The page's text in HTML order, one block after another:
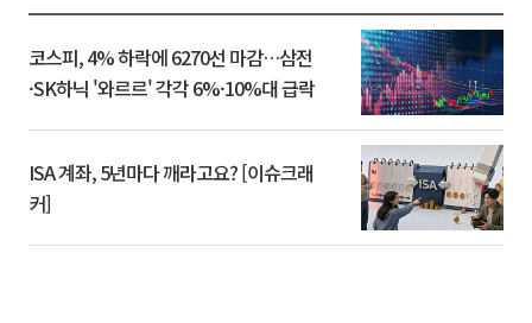
코스피, 4% 하락에 6270선 마감…삼전
·SK하닉 '와르르' 각각 6%·10%대 급락
ISA 계좌, 5년마다 깨라고요? [이슈크래
커]